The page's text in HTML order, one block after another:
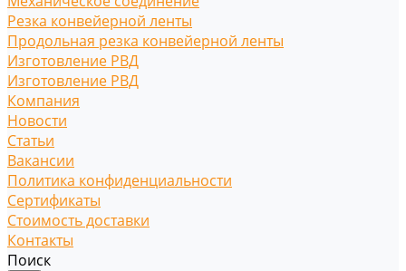
Резка конвейерной ленты
Продольная резка конвейерной ленты
Изготовление РВД
Изготовление РВД
Компания
Новости
Статьи
Вакансии
Политика конфиденциальности
Сертификаты
Стоимость доставки
Контакты
Поиск